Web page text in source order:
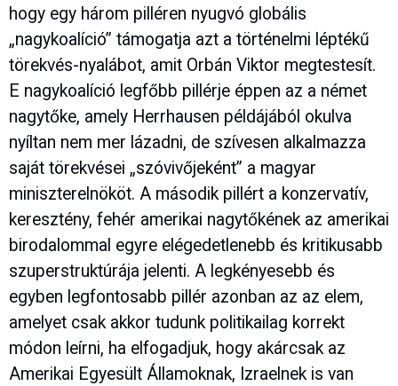
hogy egy három pilléren nyugvó globális
„nagykoalíció” támogatja azt a történelmi léptékű
törekvés-nyalábot, amit Orbán Viktor megtestesít.
E nagykoalíció legfőbb pillérje éppen az a német
nagytőke, amely Herrhausen példájából okulva
nyíltan nem mer lázadni, de szívesen alkalmazza
saját törekvései „szóvivőjeként” a magyar
miniszterelnököt. A második pillért a konzervatív,
keresztény, fehér amerikai nagytőkének az amerikai
birodalommal egyre elégedetlenebb és kritikusabb
szuperstruktúrája jelenti. A legkényesebb és
egyben legfontosabb pillér azonban az az elem,
amelyet csak akkor tudunk politikailag korrekt
módon leírni, ha elfogadjuk, hogy akárcsak az
Amerikai Egyesült Államoknak, Izraelnek is van